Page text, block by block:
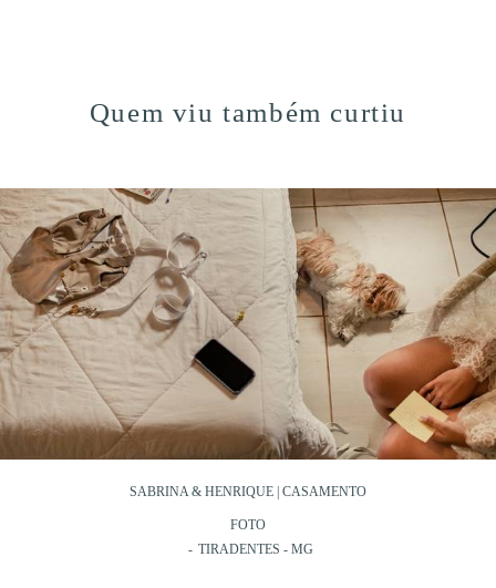
Quem viu também curtiu
SABRINA & HENRIQUE | CASAMENTO
FOTO
TIRADENTES - MG